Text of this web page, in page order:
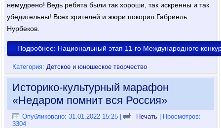
немудрено! Ведь ребята были так хороши, так искренны и так
убедительны! Всех зрителей и жюри покорил Габриель
Нурбеков.
Подробнее: Национальный этап 11-го Международного
Категория: Детское и юношеское творчество
Историко-культурный марафон
«Недаром помнит вся Россия»
Опубликовано: 31.01.2022 15:25 | Печать
| Просмотров:
3304